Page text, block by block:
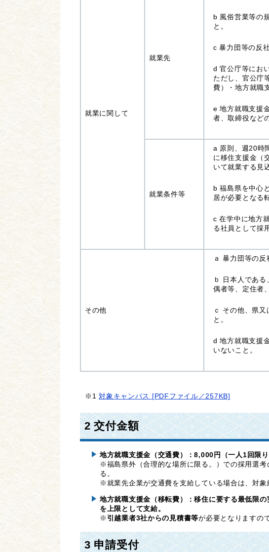
就業に関して
就業先
b 風俗営業等の
と。
c 暴力団等の反
d 官公庁等にお
ただし、官公庁
費）・地方就職
e 地方就職支援
者、取締役など
就業条件等
a 原則、週20時
に移住支援金（
いて就業する見
b 福島県を中心
居が必要となる
c 在学中に地方
る社員として採
その他
ａ 暴力団等の
ｂ 日本人であ
偶者等、定住者
ｃ その他、県
と。
d 地方就職支援
いないこと。
※1対象キャンパス [PDFファイル／257KB]
2 交付金額
地方就職支援金（交通費）：8,000円（一人1回限り
※福島県外（合理的な場所に限る。）での採用選
る。
※就業先企業が交通費を支給している場合は、対
地方就職支援金（移転費）：移住に要する最低限
を上限として支給。
※ 引越業者3社からの見積書等が必要となりますの
3 申請受付